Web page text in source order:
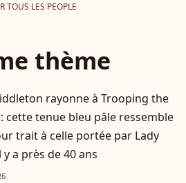
TOUS LES PEOPLE
thème
rayonne à Trooping the
cette tenue bleu pâle ressemble
trait à celle portée par Lady
y a près de 40 ans